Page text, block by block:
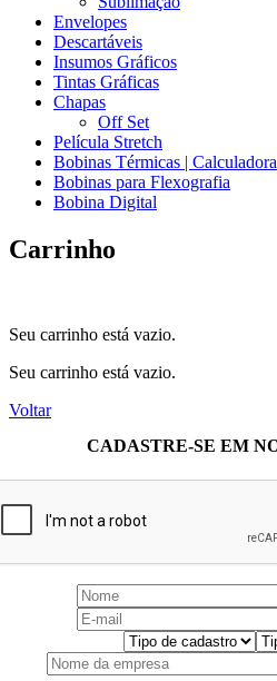
Envelopes
Descartáveis
Insumos Gráficos
Tintas Gráficas
Chapas
Off Set
Película Stretch
Bobinas Térmicas | Calculadora
Bobinas para Flexografia
Bobina Digital
Carrinho
Seu carrinho está vazio.
Seu carrinho está vazio.
Voltar
CADASTRE-SE EM